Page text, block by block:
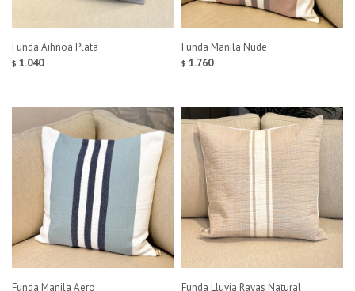
Funda Aihnoa Plata
$ 1.040
Funda Manila Nude
$ 1.760
Funda Manila Aero Funda Lluvia Rayas Natural